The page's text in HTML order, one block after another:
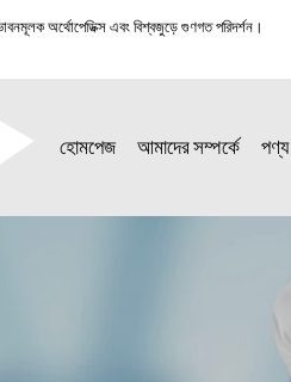
অর্থোপেডিক্স এবং বিশ্বজুড়ে গুণগত পরিদর্শন।
হোমপেজ আমাদের সম্পর্কে পণ্য